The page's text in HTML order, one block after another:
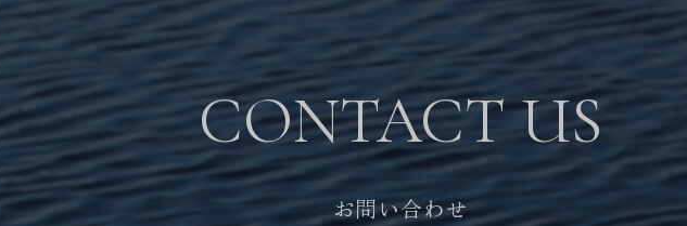
CONTACT US
お問い合わせ